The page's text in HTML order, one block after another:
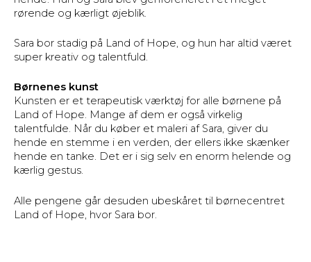
rørende og kærligt øjeblik.
Sara bor stadig på Land of Hope, og hun har altid været
super kreativ og talentfuld.
Børnenes kunst
Kunsten er et terapeutisk værktøj for alle børnene på
Land of Hope. Mange af dem er også virkelig
talentfulde. Når du køber et maleri af Sara, giver du
hende en stemme i en verden, der ellers ikke skænker
hende en tanke. Det er i sig selv en enorm helende og
kærlig gestus.
Alle pengene går desuden ubeskåret til børnecentret
Land of Hope, hvor Sara bor.